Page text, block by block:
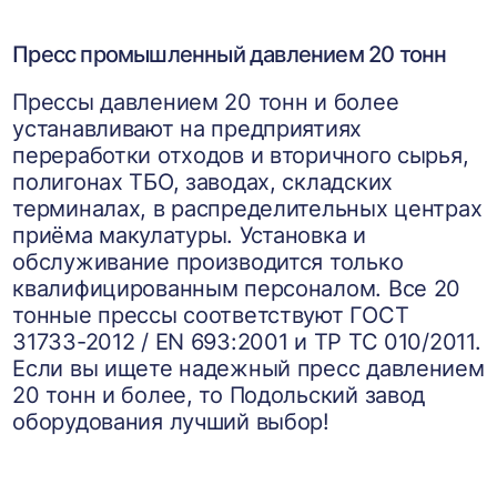
Пресс промышленный давлением 20 тонн
Прессы давлением 20 тонн и более
устанавливают на предприятиях
переработки отходов и вторичного сырья,
полигонах ТБО, заводах, складских
терминалах, в распределительных центрах
приёма макулатуры. Установка и
обслуживание производится только
квалифицированным персоналом. Все 20
тонные прессы соответствуют ГОСТ
31733-2012 / EN 693:2001 и ТР ТС 010/2011.
Если вы ищете надежный пресс давлением
20 тонн и более, то Подольский завод
оборудования лучший выбор!